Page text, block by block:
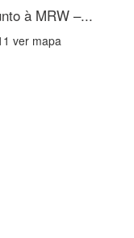
à MRW –...
ver mapa